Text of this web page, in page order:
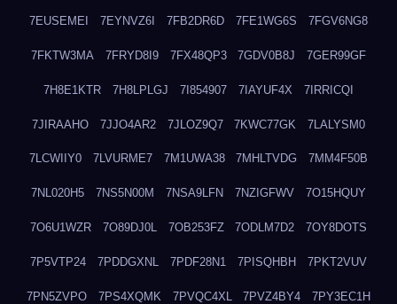
7EUSEMEI 7EYNVZ6I 7FB2DR6D 7FE1WG6S 7FGV6NG8
7FKTW3MA 7FRYD8I9 7FX48QP3 7GDV0B8J 7GER99GF
7H8E1KTR 7H8LPLGJ 7I854907 7IAYUF4X 7IRRICQI
7JIRAAHO 7JJO4AR2 7JLOZ9Q7 7KWC77GK 7LALYSM0
7LCWIIY0 7LVURME7 7M1UWA38 7MHLTVDG 7MM4F50B
7NL020H5 7NS5N00M 7NSA9LFN 7NZIGFWV 7O15HQUY
7O6U1WZR 7O89DJ0L 7OB253FZ 7ODLM7D2 7OY8DOTS
7P5VTP24 7PDDGXNL 7PDF28N1 7PISQHBH 7PKT2VUV
7PN5ZVPO 7PS4XQMK 7PVQC4XL 7PVZ4BY4 7PY3EC1H